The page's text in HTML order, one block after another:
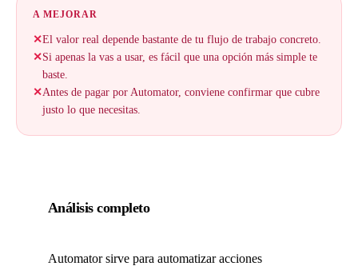
A MEJORAR
✕El valor real depende bastante de tu flujo de trabajo concreto.
✕Si apenas la vas a usar, es fácil que una opción más simple te
baste.
✕Antes de pagar por Automator, conviene confirmar que cubre
justo lo que necesitas.
Análisis completo
Automator sirve para automatizar acciones